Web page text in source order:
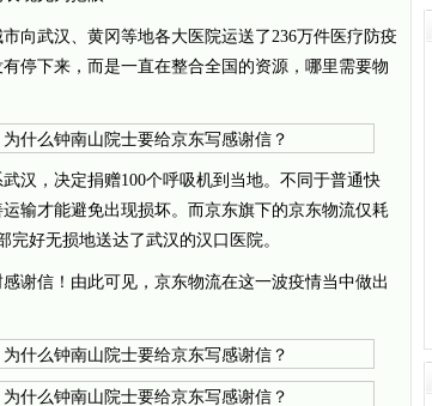
向武汉、黄冈等地各大医院运送了236万件医疗防疫
停下来，而是一直在整合全国的资源，哪里需要物
汉，决定捐赠100个呼吸机到当地。不同于普通快
输才能避免出现损坏。而京东旗下的京东物流仅耗
好无损地送达了武汉的汉口医院。
谢信！由此可见，京东物流在这一波疫情当中做出